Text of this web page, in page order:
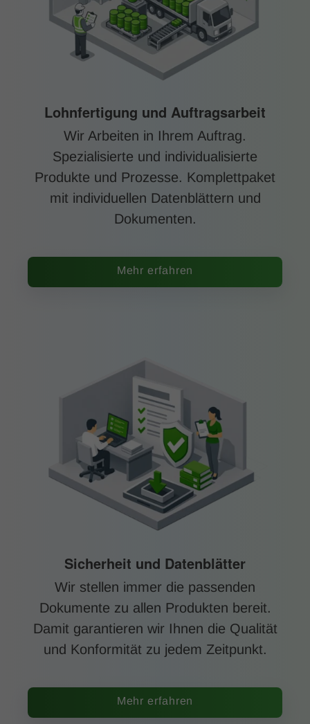
Lohnfertigung und Auftragsarbeit
Wir Arbeiten in Ihrem Auftrag.
Spezialisierte und individualisierte
Produkte und Prozesse. Komplettpaket
mit individuellen Datenblättern und
Dokumenten.
Mehr erfahren
Sicherheit und Datenblätter
Wir stellen immer die passenden
Dokumente zu allen Produkten bereit.
Damit garantieren wir Ihnen die Qualität
und Konformität zu jedem Zeitpunkt.
Mehr erfahren